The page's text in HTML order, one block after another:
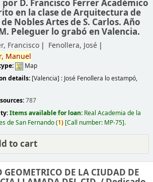
D. Francisco Ferrer Académico
en la clase de Arquitectura de
de Nobles Artes de S. Carlos. Año
Peleguer lo grabó en Valencia.
Francisco
Fenollera, José
Manuel
Map
details: [Valencia] : José Fenollera lo estampó,
787
Items available for loan: Real Academia de la
de San Fernando(1) Call number: MP-75 .
to cart
GEOMETRICO DE LA CIUDAD DE